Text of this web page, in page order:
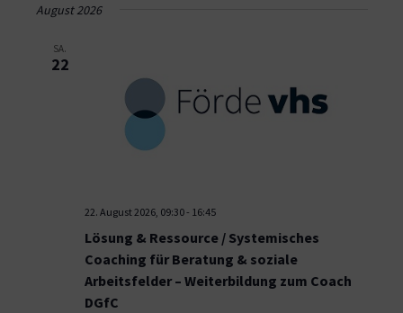
August 2026
SA.
22
22. August 2026, 09:30- 16:45
Lösung & Ressource / Systemisches
Coaching für Beratung & soziale
Arbeitsfelder – Weiterbildung zum Coach
DGfC